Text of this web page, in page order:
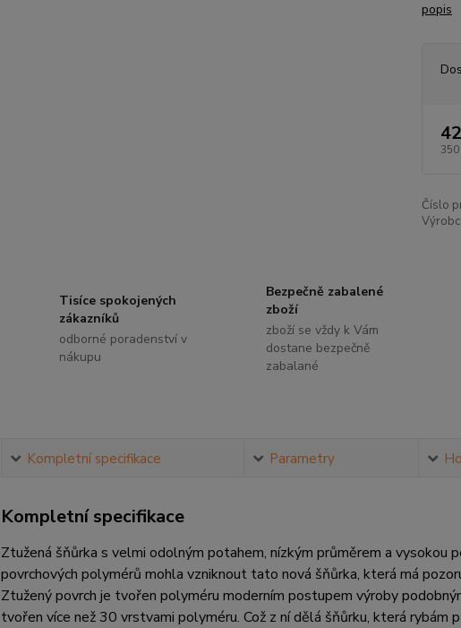
popis
350
Číslo
Tisíce spokojených
zákazníků
odborné poradenství v
nákupu
Bezpečně zabalené
zboží
zboží se vždy k Vám
dostane bezpečně
zabalané
Kompletní specifikace Parametry
Kompletní specifikace
Ztužená šňůrka s velmi odolným potahem, nízkým průměrem a vysokou
povrchových polymérů mohla vzniknout tato nová šňůrka, která má
Ztužený povrch je tvořen polyméru moderním postupem výroby
tvořen více než 30 vrstvami polyméru. Což z ní dělá šňůrku, která rybám